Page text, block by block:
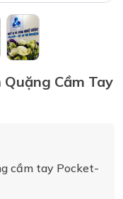
Cầm Tay
cầm tay Pocket-